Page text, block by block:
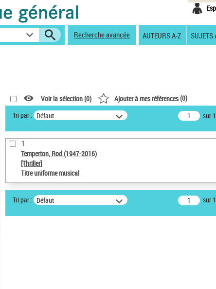
Recherche avancée AUTEURS A-Z SUJETS
Voir la sélection (0) Ajouter à mes références(0)
Tri par : Défaut sur 1
1
Temperton, Rod (1947-2016)
[Thriller]
Titre uniforme musical
Tri par : Défaut sur 1